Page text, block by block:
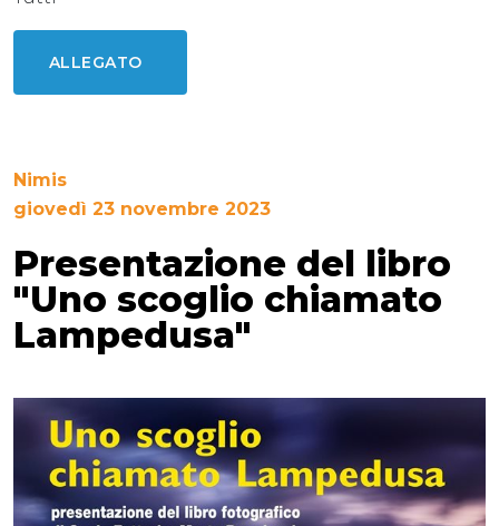
ALLEGATO
Nimis
giovedì 23 novembre 2023
Presentazione del libro
"Uno scoglio chiamato
Lampedusa"